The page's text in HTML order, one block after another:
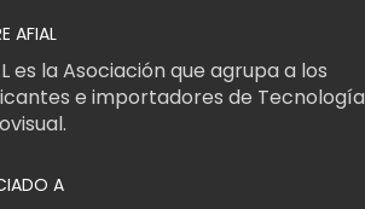
AFIAL
es la Asociación que agrupa a los
e importadores de Tecnología
A